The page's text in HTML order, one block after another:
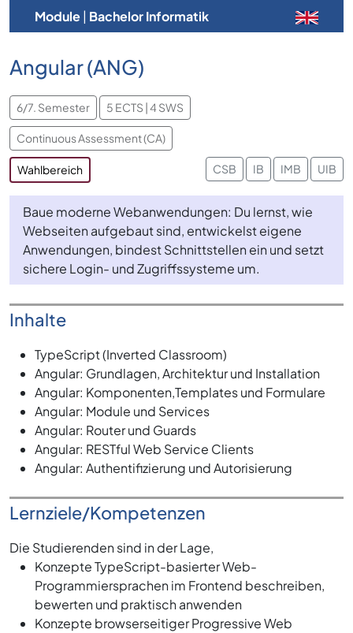
Module| Bachelor Informatik
Angular (ANG)
6/7. Semester 5 ECTS | 4 SWS
Continuous Assessment (CA)
Wahlbereich CSB IB IMB UIB
Baue moderne Webanwendungen: Du lernst, wie
Webseiten aufgebaut sind, entwickelst eigene
Anwendungen, bindest Schnittstellen ein und setzt
sichere Login- und Zugriffssysteme um.
Inhalte
TypeScript (Inverted Classroom)
Angular: Grundlagen, Architektur und Installation
Angular: Komponenten,Templates und Formulare
Angular: Module und Services
Angular: Router und Guards
Angular: RESTful Web Service Clients
Angular: Authentifizierung und Autorisierung
Lernziele/Kompetenzen
Die Studierenden sind in der Lage,
Konzepte TypeScript-basierter Web-
Programmiersprachen im Frontend beschreiben,
bewerten und praktisch anwenden
Konzepte browserseitiger Progressive Web